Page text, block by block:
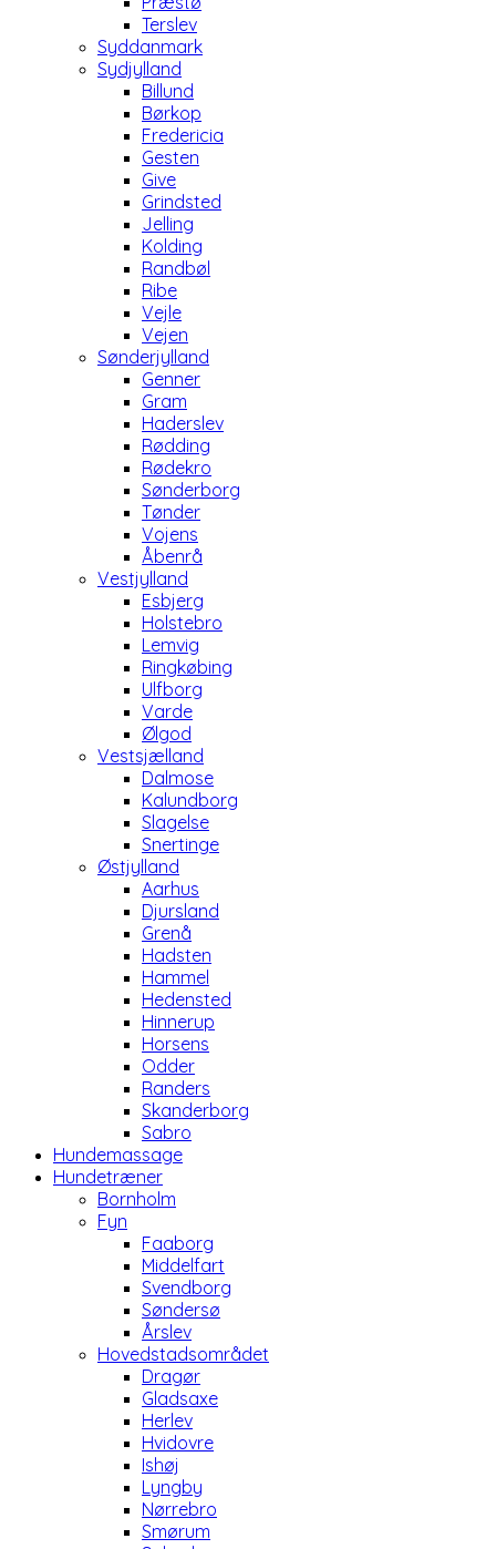
Terslev
Syddanmark
Sydjylland
Billund
Børkop
Fredericia
Gesten
Give
Grindsted
Jelling
Kolding
Randbøl
Ribe
Vejle
Vejen
Sønderjylland
Genner
Gram
Haderslev
Rødding
Rødekro
Sønderborg
Tønder
Vojens
Åbenrå
Vestjylland
Esbjerg
Holstebro
Lemvig
Ringkøbing
Ulfborg
Varde
Ølgod
Vestsjælland
Dalmose
Kalundborg
Slagelse
Snertinge
Østjylland
Aarhus
Djursland
Grenå
Hadsten
Hammel
Hedensted
Hinnerup
Horsens
Odder
Randers
Skanderborg
Sabro
Hundemassage
Hundetræner
Bornholm
Fyn
Faaborg
Middelfart
Svendborg
Søndersø
Årslev
Hovedstadsområdet
Dragør
Gladsaxe
Herlev
Hvidovre
Ishøj
Lyngby
Nørrebro
Smørum